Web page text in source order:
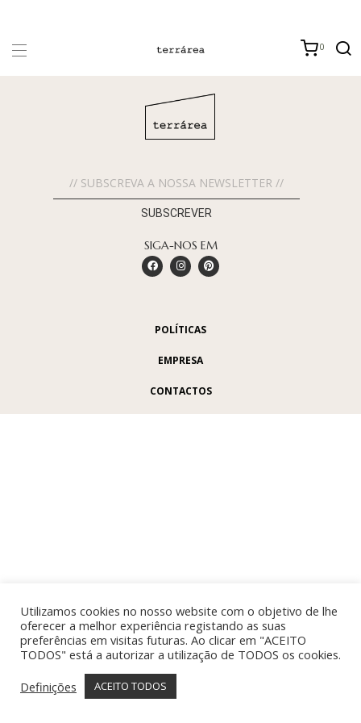
0
Utilizamos cookies no nosso website com o objetivo de lhe
oferecer a melhor experiência registando as suas
preferências em visitas futuras. Ao clicar em "ACEITO
TODOS" está a autorizar a utilização de TODOS os cookies.
Definições
ACEITO TODOS
SUBSCREVER
SIGA-NOS EM
POLÍTICAS
EMPRESA
CONTACTOS